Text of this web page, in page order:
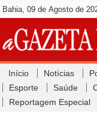
Bahia, 09 de Agosto de
Início Notícias
Esporte
Saúde
Reportagem Especial